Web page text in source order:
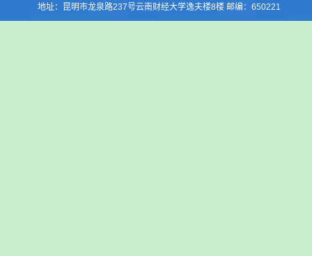
地址：昆明市龙泉路237号云南财经大学逸夫楼8楼 邮编：650221